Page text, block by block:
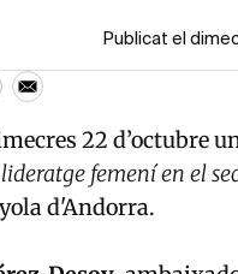
Publicat el
22 d’octubre
femení en el
d'Andorra.